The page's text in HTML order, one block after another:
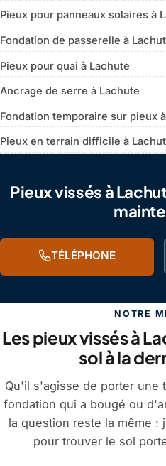
Pieux pour panneaux solaires à
Fondation de passerelle à
Pieux pour quai à Lachute
Ancrage de serre à Lachute
Fondation temporaire sur pieux
Pieux en terrain difficile à
Pieux vissés à
TÉLÉPHONE
NOTRE
Les pieux vissés à
sol à la
Qu'il s'agisse de porter une
fondation qui a bougé ou
la question reste la même
pour trouver le sol